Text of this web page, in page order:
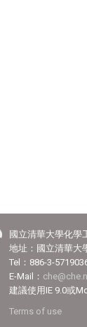
國立清華大學化
地址：國立清華大
Tel：886-3-
E-Mail：
建議使用IE 9.0或
Terms of use